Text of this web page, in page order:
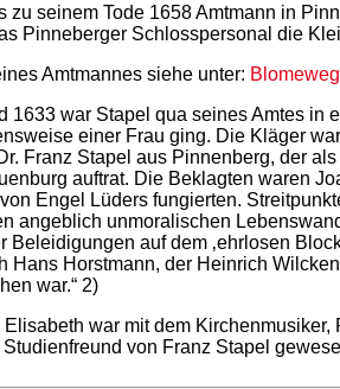
zu seinem Tode 1658 Amtmann in
Pinneberger Schlosspersonal die
Amtmannes siehe unter: Blomeweg
1633 war Stapel qua seines Amtes in
einer Frau ging. Die Kläger
Franz Stapel aus Pinnenberg, der
auftrat. Die Beklagten waren
Engel Lüders fungierten.
angeblich unmoralischen
Beleidigungen auf dem ‚ehrlosen
Hans Horstmann, der Heinrich
war.“ 2)
war mit dem
von Franz Stapel